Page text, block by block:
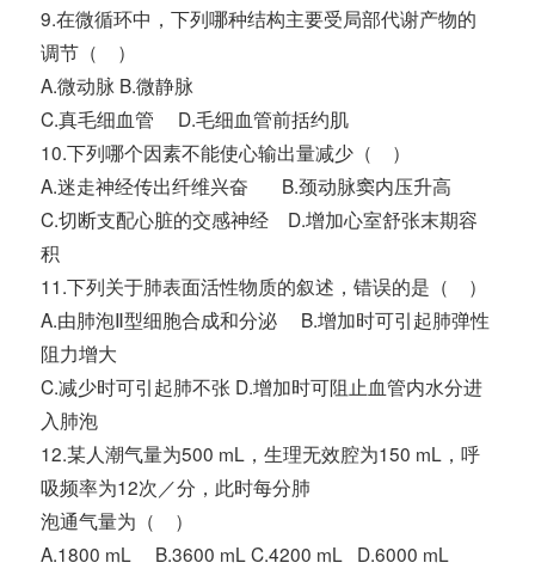
9.在微循环中，下列哪种结构主要受局部代谢产物的
调节（ ）
A.微动脉 B.微静脉
C.真毛细血管 D.毛细血管前括约肌
10.下列哪个因素不能使心输出量减少（ ）
A.迷走神经传出纤维兴奋 B.颈动脉窦内压升高
C.切断支配心脏的交感神经 D.增加心室舒张末期容
积
11.下列关于肺表面活性物质的叙述，错误的是（ ）
A.由肺泡Ⅱ型细胞合成和分泌 B.增加时可引起肺弹性
阻力增大
C.减少时可引起肺不张 D.增加时可阻止血管内水分进
入肺泡
12.某人潮气量为500 mL，生理无效腔为150 mL，呼
吸频率为12次／分，此时每分肺
泡通气量为（ ）
A.1800 mL B.3600 mL C.4200 mL D.6000 mL